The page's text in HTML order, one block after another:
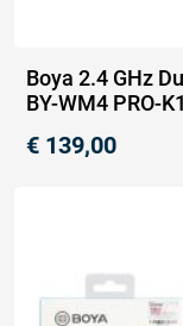
Boya 2.4 GHz
BY-WM4 PRO-K1
€ 139,00